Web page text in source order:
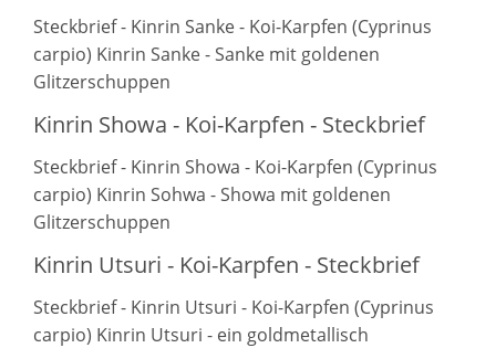
Steckbrief - Kinrin Sanke - Koi-Karpfen (Cyprinus
carpio) Kinrin Sanke - Sanke mit goldenen
Glitzerschuppen
Kinrin Showa - Koi-Karpfen - Steckbrief
Steckbrief - Kinrin Showa - Koi-Karpfen (Cyprinus
carpio) Kinrin Sohwa - Showa mit goldenen
Glitzerschuppen
Kinrin Utsuri - Koi-Karpfen - Steckbrief
Steckbrief - Kinrin Utsuri - Koi-Karpfen (Cyprinus
carpio) Kinrin Utsuri - ein goldmetallisch